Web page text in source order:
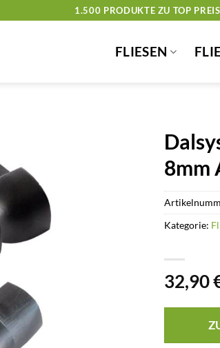
1.500 PRODUKTE ZU TOP
FLIESEN
8mm
32,90
Kategorie: